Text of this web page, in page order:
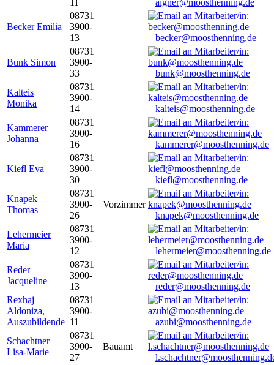
aigner@moosthenning.de
Becker Emilia
08731
3900-
13
becker@moosthenning.de
Bunk Simon
08731
3900-
33
bunk@moosthenning.de
Kalteis
Monika
08731
3900-
14
kalteis@moosthenning.de
Kammerer
Johanna
08731
3900-
16
kammerer@moosthenning.de
Kiefl Eva
08731
3900-
30
kiefl@moosthenning.de
Knapek
Thomas
08731
3900-
26
Vorzimmer
knapek@moosthenning.de
Lehermeier
Maria
08731
3900-
12
lehermeier@moosthenning.de
Reder
Jacqueline
08731
3900-
13
reder@moosthenning.de
Rexhaj
Aldoniza,
Auszubildende
08731
3900-
11
azubi@moosthenning.de
Schachtner
Lisa-Marie
08731
3900-
27
Bauamt